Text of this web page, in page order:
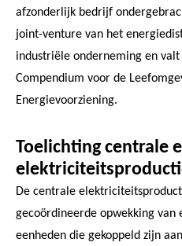
afzonderlijk bedrijf
joint-venture van het
industriële onderneming en
Compendium voor de
Energievoorziening.
Toelichting centrale
De centrale
gecoördineerde opwekking
eenheden die gekoppeld zijn